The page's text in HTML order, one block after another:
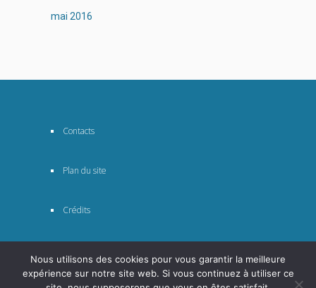
mai 2016
Contacts
Plan du site
Crédits
Nous utilisons des cookies pour vous garantir la meilleure
expérience sur notre site web. Si vous continuez à utiliser ce